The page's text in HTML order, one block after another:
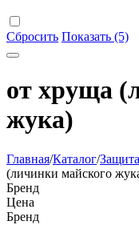
Сбросить Показать (5)
от хруща
жука)
Главная/Каталог/
(личинки майского
Бренд
Цена
Бренд